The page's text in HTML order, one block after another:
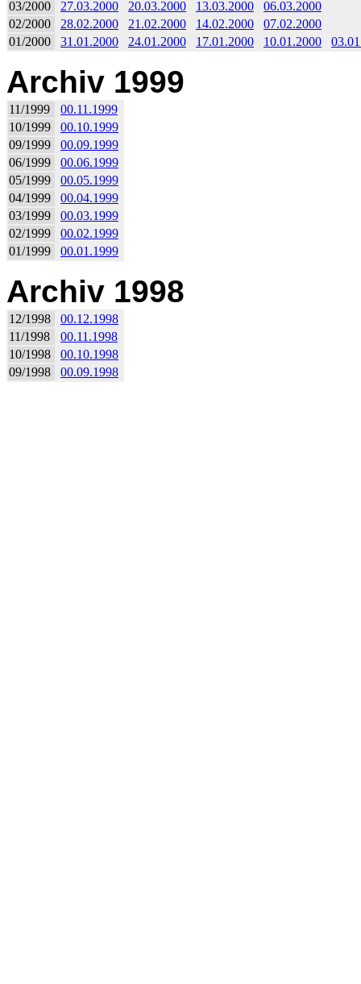
03/2000 27.03.2000 20.03.2000 13.03.2000
06.03.2000
02/2000
28.02.2000 21.02.2000 14.02.2000
07.02.2000
01/2000
31.01.2000 24.01.2000 17.01.2000 10.01.2000
Archiv 1999
11/1999
00.11.1999
10/1999
00.10.1999
09/1999
00.09.1999
06/1999
00.06.1999
05/1999
00.05.1999
04/1999
00.04.1999
03/1999
00.03.1999
02/1999
00.02.1999
01/1999
00.01.1999
Archiv 1998
12/1998
00.12.1998
11/1998
00.11.1998
10/1998
00.10.1998
09/1998
00.09.1998